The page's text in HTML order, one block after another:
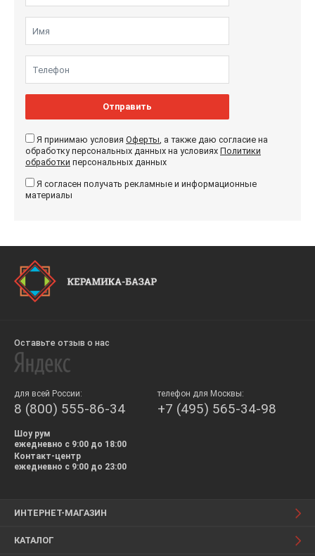
Отправить
Я принимаю условия Оферты, а также даю согласие на
обработку персональных данных на условиях Политики
обработки персональных данных
Я согласен получать рекламные и информационные
материалы
Оставьте отзыв о нас
для всей России:
8 (800) 555-86-34
телефон для Москвы:
+7 (495) 565-34-98
Шоу рум
ежедневно с 9:00 до 18:00
Контакт-центр
ежедневно с 9:00 до 23:00
ИНТЕРНЕТ-МАГАЗИН
КАТАЛОГ